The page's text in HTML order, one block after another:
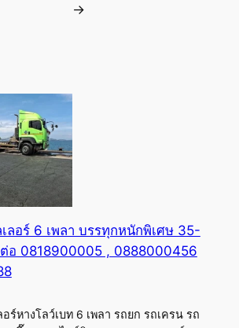
→
เลอร์ 6 เพลา บรรทุกหนักพิเศษ 35-
อ 0818900005 , 0888000456
อร์หางโลว์เบท 6 เพลา รถยก รถเครน รถ